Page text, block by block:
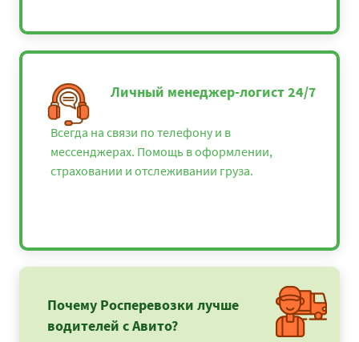
Личный менеджер-логист 24/7
Всегда на связи по телефону и в
мессенджерах. Помощь в оформлении,
страховании и отслеживании груза.
Почему Росперевозки лучше
водителей с Авито?